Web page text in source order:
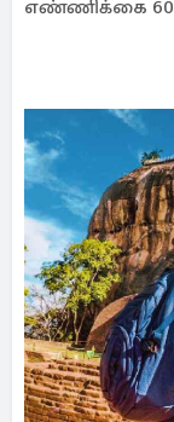
எண்ணிக்கை